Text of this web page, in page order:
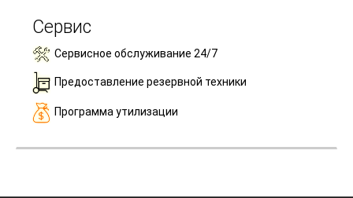
Сервис
Сервисное обслуживание 24/7
Предоставление резервной техники
Программа утилизации